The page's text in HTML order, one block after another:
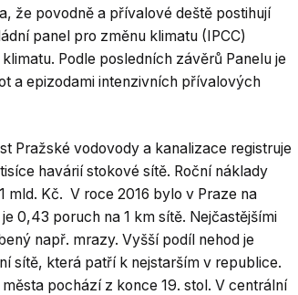
že povodně a přívalové deště postihují
panel pro změnu klimatu (IPCC)
Podle posledních závěrů Panelu je
a epizodami intenzivních přívalových
Pražské vodovody a kanalizace registruje
havárií stokové sítě. Roční náklady
mld. Kč. V roce 2016 bylo v Praze na
0,43 poruch na 1 km sítě. Nejčastějšími
např. mrazy. Vyšší podíl nehod je
sítě, která patří k nejstarším v republice.
pochází z konce 19. stol. V centrální